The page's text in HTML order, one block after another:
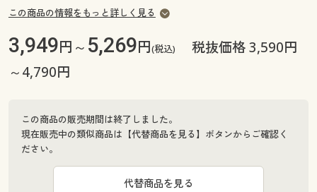
この商品の情報をもっと詳しく見る
3,949円～ 5,269円(税込)
税抜価格 3,590円
～4,790円
この商品の販売期間は終了しました。
現在販売中の類似商品は【代替商品を見る】ボタンからご確認く
ださい。
代替商品を見る